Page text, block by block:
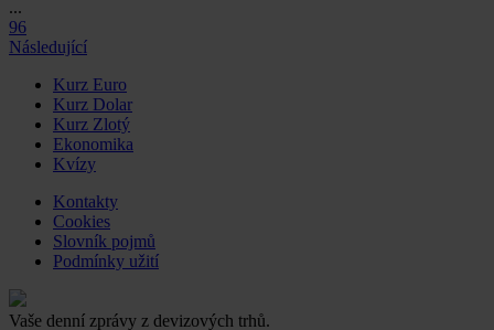
...
96
Následující
Kurz Euro
Kurz Dolar
Kurz Zlotý
Ekonomika
Kvízy
Kontakty
Cookies
Slovník pojmů
Podmínky užití
Vaše denní zprávy z devizových trhů.